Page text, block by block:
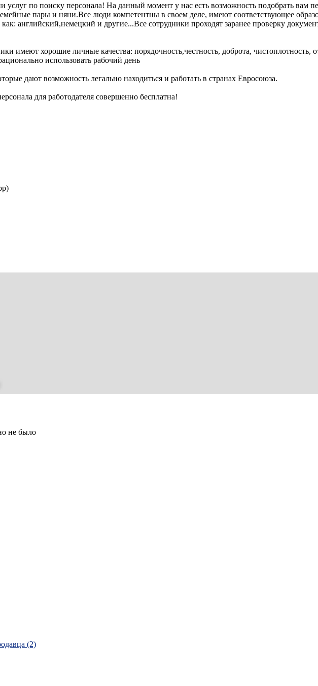
услуг по поиску персонала! На данный момент у нас есть возможность подобрать вам
пары и няни.Все люди компетентны в своем деле, имеют соответствующее
английский,немецкий и другие...Все сотрудники проходят заранее проверку
имеют хорошие личные качества: порядочность,честность, доброта, чистоплотность,
использовать рабочий день
дают возможность легально находиться и работать в странах Евросоюза.
для работодателя совершенно бесплатна!
не было
(2)